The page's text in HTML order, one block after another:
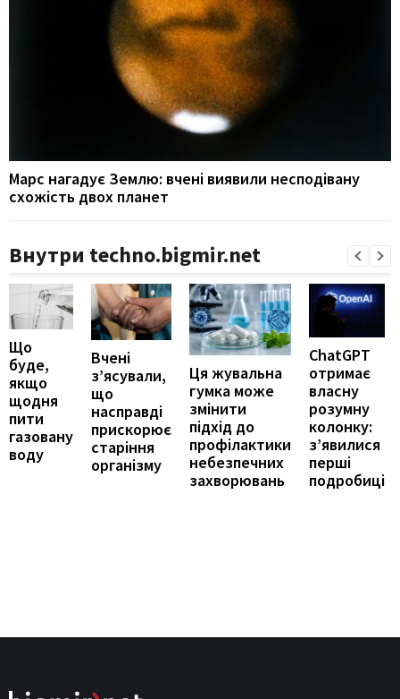
Марс нагадує Землю: вчені виявили несподівану
схожість двох планет
Внутри techno.bigmir.net
Що
буде,
якщо
щодня
пити
газовану
воду
Вчені
з’ясували,
що
насправді
прискорює
старіння
організму
Ця жувальна
гумка може
змінити
підхід до
профілактики
небезпечних
захворювань
ChatGPT
отримає
власну
розумну
колонку:
з’явилися
перші
подробиці